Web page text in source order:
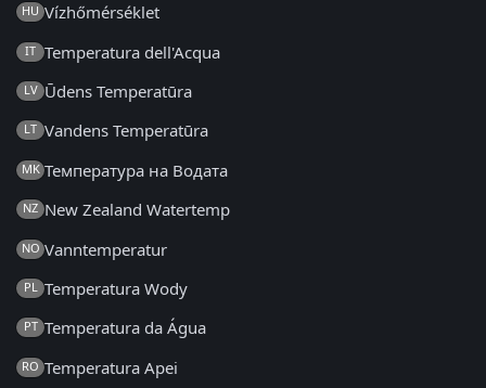
HU Vízhőmérséklet
IT Temperatura dell'Acqua
LV Ūdens Temperatūra
LT Vandens Temperatūra
MK Температура на Водата
NZ New Zealand Watertemp
NO Vanntemperatur
PL Temperatura Wody
PT Temperatura da Água
RO Temperatura Apei